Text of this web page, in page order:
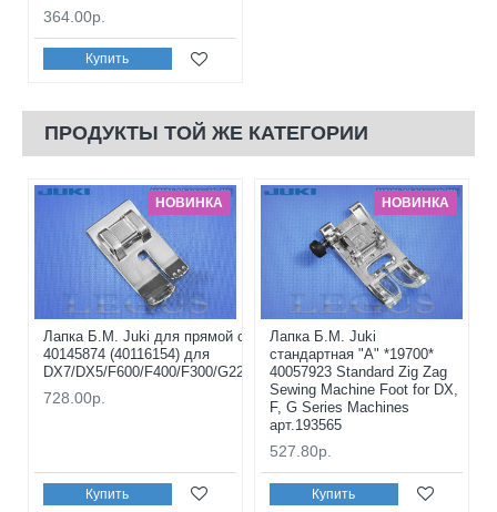
364.00р.
Купить
ПРОДУКТЫ ТОЙ ЖЕ КАТЕГОРИИ
НОВИНКА
Лапка Б.М. Juki для прямой строчки *19722*
40145874 (40116154) для
DX7/DX5/F600/F400/F300/G220/G120/G210/G110
728.00р.
Купить
НОВИНКА
Лапка Б.М. Juki
стандартная "A" *19700*
40057923 Standard Zig Zag
Sewing Machine Foot for DX,
F, G Series Machines
арт.193565
527.80р.
Купить